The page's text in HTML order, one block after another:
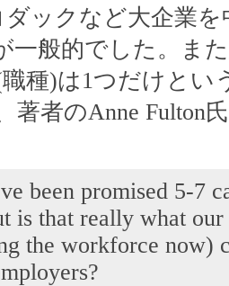
ックなど大企業を
一般的でした。ま
種)は1つだけとい
著者のAnne Fulton
been promised 5-7
is that really what
the workforce now)